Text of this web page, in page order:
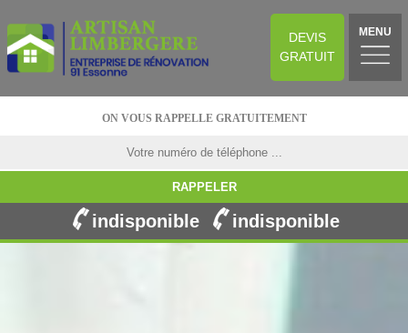
DEVIS
GRATUIT
MENU
ON VOUS RAPPELLE GRATUITEMENT
indisponible indisponible